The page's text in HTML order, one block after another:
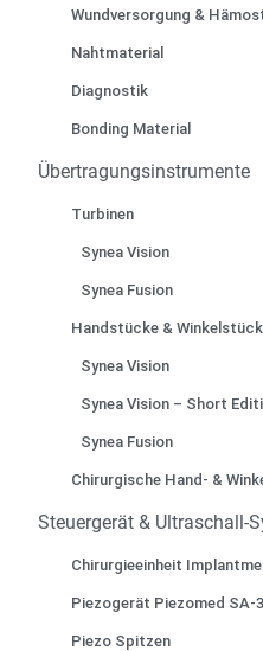
Wundversorgung &
Nahtmaterial
Diagnostik
Bonding Material
Übertragungsinstrumente
Turbinen
Synea Vision
Synea Fusion
Handstücke &
Synea Vision
Synea Vision – Short
Synea Fusion
Chirurgische Hand- &
Steuergerät & Ultraschall-
Chirurgieeinheit
Piezogerät Piezomed SA-
Piezo Spitzen